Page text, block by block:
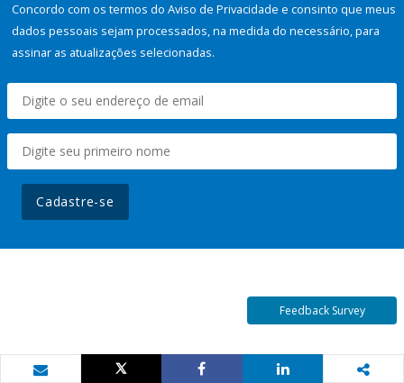
Concordo com os termos do Aviso de Privacidade e consinto que meus
dados pessoais sejam processados, na medida do necessário, para
assinar as atualizações selecionadas.
Cadastre-se
Feedback Survey